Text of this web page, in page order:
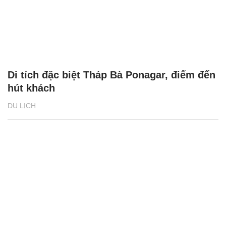
DU LỊCH
Di tích đặc biệt Tháp Bà Ponagar, điểm đến
hút khách